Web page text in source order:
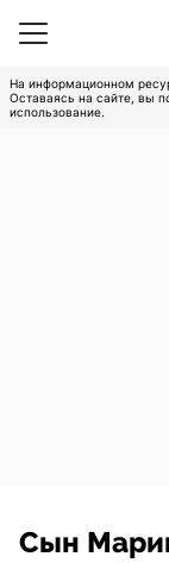
На информационном
Оставаясь на сайте, вы
использование.
Сын